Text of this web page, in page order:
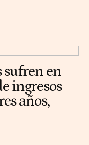
sufren en
ingresos
años,